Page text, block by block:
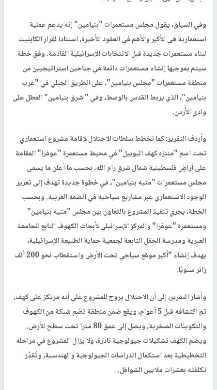
وفي السياق، يقول مجلس مستعمرات "بنيامين" إنه يدعم عملية
استعمارية هي الأكبر والأهم في العقود الأخيرة، استنادا لقرار الكابنيت
لبناء مستعمرات جديدة قبل الانتخابات الإسرائيلية القادمة. وفق خطة
سيتم بموجبها إنشاء مستعمرات دائمة في جناحين استراتيجيين من
منطقة مستعمرات "مجلس بنيامين"، على الطريق الجبلي في "غرب
بنيامين"، الذي يربط القدس بالوسط، وفي " شرق بنيامين" المطل على
وادي الأردن.
وأردف التقرير: كما تخطط سلطات الاحتلال لإقامة مشروع استعماري
تحت اسم "منتزه كهف اليوبيل" في محيط مستعمرة "عوفرا" المقامة
على أراضٍ فلسطينية شمال شرق رام الله، بحسب ما أعلن ما يسمى
مجلس مستعمرات "متيه بنيامين"، في خطوة جديدة تهدف إلى تعزيز
الوجود الاستعماري عبر مشاريع سياحية في الضفة الغربية. وبحسب
الخطة، يجري تنفيذ المشروع بالتعاون بين مجلس "متيه بنيامين"
ومستعمرة "عوفرا" والمركز الإسرائيلي لأبحاث الكهوف التابع للجامعة
العبرية ومدرسة الحقل التابعة لجمعية حماية الطبيعة الإسرائيلية،
بهدف إنشاء "أكبر موقع سياحي تحت الأرض واستقطاب نحو 200 ألف
زائر سنويًا.
وأشار التقرير، إلى أن الاحتلال يروج للمشروع على أنه مرتكز على كهف،
تم اكتشافه قبل 5 أعوام، ويقع ضمن منطقة تضم شبكة من الكهوف
والتكوينات الصخرية، ويصل إلى عمق 80 مترا تحت سطح الأرض.
ويضم الكهف تشكيلات جيولوجية نادرة، ولا يزال المشروع في مراحله
التخطيطية بعد استكمال الدراسات الجيولوجية والهندسية، وتُقدّر
تكلفته بعشرات ملايين الشواقل.